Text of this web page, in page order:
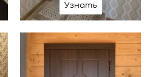
Узнать